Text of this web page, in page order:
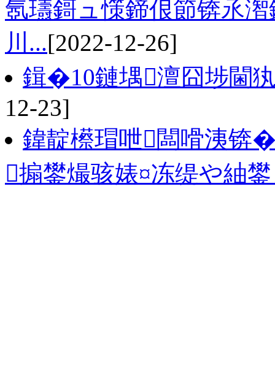
氬瓙鎶ュ憡鍗佷節锛氶
川...[2022-12-26]
鍓�10鏈堣澶囧埗閫
12-23]
鍏靛櫒瑁呭闆嗗洟锛
搧鐢熶骇婊¤冻缇や紬